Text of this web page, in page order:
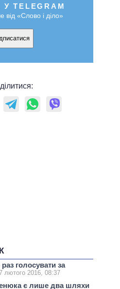
TELEGRAM
від «Слово і діло»
голосувати за
лютого 2016, 08:37
є лише два шляхи